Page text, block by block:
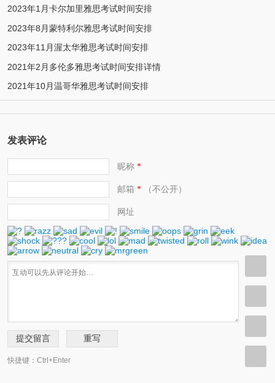
2023年1月卡尔加里雅思考试时间安排
2023年8月蒙特利尔雅思考试时间安排
2023年11月渥太华雅思考试时间安排
2021年2月多伦多雅思考试时间安排详情
2021年10月温哥华雅思考试时间安排
发表评论
昵称*
邮箱 *（不公开）
网址
快捷键：Ctrl+Enter